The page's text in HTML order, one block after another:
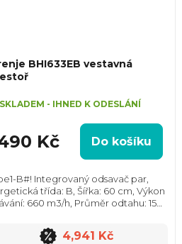
BHI633EB vestavná
SKLADEM - IHNED K ODESLÁNÍ
Kč Do košíku
B#! Integrovaný odsavač par,
třída: B, Šířka: 60 cm, Výkon
660 m3/h, Průměr odtahu: 150
i odtahu ven
4,941 Kč